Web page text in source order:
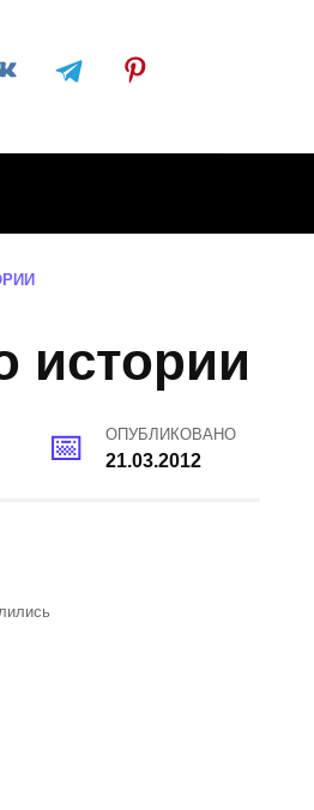
истории
ОПУБЛИКОВАНО
21.03.2012